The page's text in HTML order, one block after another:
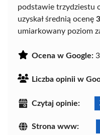
podstawie trzydziestu
uzyskał średnią ocenę
umiarkowany poziom
Ocena w Google:
Liczba opinii w
Czytaj opinie:
Strona www: